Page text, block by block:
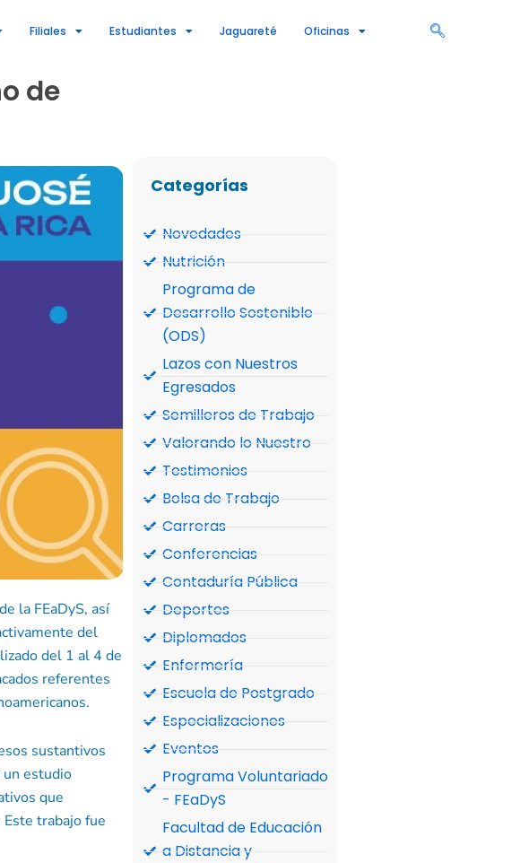
Filiales Estudiantes Jaguareté Oficinas
de
la FEaDyS, así
del
del 1 al 4 de
referentes
sustantivos
un estudio
que
trabajo fue
Categorías
Novedades
Nutrición
Programa de
Desarrollo Sostenible
(ODS)
Lazos con Nuestros
Egresados
Semilleros de Trabajo
Valorando lo Nuestro
Testimonios
Bolsa de Trabajo
Carreras
Conferencias
Contaduría Pública
Deportes
Diplomados
Enfermería
Escuela de Postgrado
Especializaciones
Eventos
Programa Voluntariado
- FEaDyS
Facultad de Educación
a Distancia y